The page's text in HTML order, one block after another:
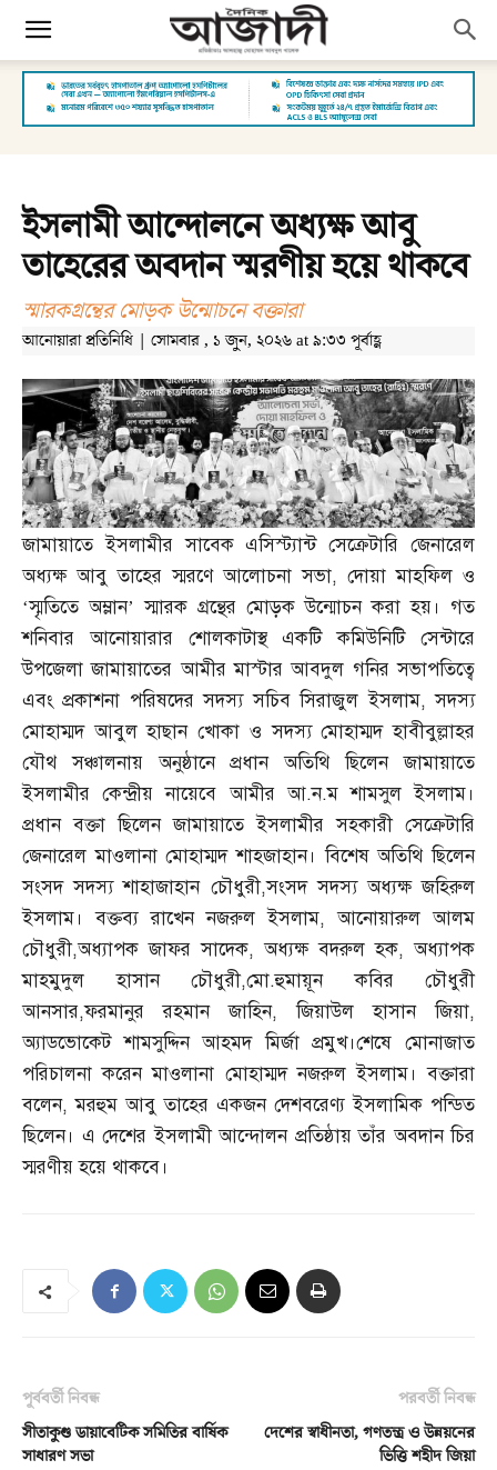
ইসলামী আন্দোলনে অধ্যক্ষ আবু
তাহেরের অবদান স্মরণীয় হয়ে থাকবে
স্মারকগ্রন্থের মোড়ক উন্মোচনে বক্তারা
আনোয়ারা প্রতিনিধি | সোমবার , ১ জুন, ২০২৬ at ৯:৩৩ পূর্বাহ্ণ
জামায়াতে ইসলামীর সাবেক এসিস্ট্যান্ট সেক্রেটারি জেনারেল
অধ্যক্ষ আবু তাহের স্মরণে আলোচনা সভা, দোয়া মাহফিল ও
‘স্মৃতিতে অম্লান’ স্মারক গ্রন্থের মোড়ক উন্মোচন করা হয়। গত
শনিবার আনোয়ারার শোলকাটাস্থ একটি কমিউনিটি সেন্টারে
উপজেলা জামায়াতের আমীর মাস্টার আবদুল গনির সভাপতিত্বে
এবং প্রকাশনা পরিষদের সদস্য সচিব সিরাজুল ইসলাম,সদস্য
মোহাম্মদ আবুল হাছান খোকা ও সদস্য মোহাম্মদ হাবীবুল্লাহর
যৌথ সঞ্চালনায় অনুষ্ঠানে প্রধান অতিথি ছিলেন জামায়াতে
ইসলামীর কেন্দ্রীয় নায়েবে আমীর আ.ন.ম শামসুল ইসলাম।
প্রধান বক্তা ছিলেন জামায়াতে ইসলামীর সহকারী সেক্রেটারি
জেনারেল মাওলানা মোহাম্মদ শাহজাহান। বিশেষ অতিথি ছিলেন
সংসদ সদস্য শাহাজাহান চৌধুরী,সংসদ সদস্য অধ্যক্ষ জহিরুল
ইসলাম। বক্তব্য রাখেন নজরুল ইসলাম,আনোয়ারুল আলম
চৌধুরী,অধ্যাপক জাফর সাদেক,অধ্যক্ষ বদরুল হক,অধ্যাপক
মাহমুদুল হাসান চৌধুরী,মো.হুমায়ূন কবির চৌধুরী
আনসার,ফরমানুর রহমান জাহিন,জিয়াউল হাসান জিয়া,
অ্যাডভোকেট শামসুদ্দিন আহমদ মির্জা প্রমুখ।শেষে মোনাজাত
পরিচালনা করেন মাওলানা মোহাম্মদ নজরুল ইসলাম। বক্তারা
বলেন,মরহুম আবু তাহের একজন দেশবরেণ্য ইসলামিক পন্ডিত
ছিলেন। এ দেশের ইসলামী আন্দোলন প্রতিষ্ঠায় তাঁর অবদান চির
স্মরণীয় হয়ে থাকবে।
পূর্ববর্তী নিবন্ধ
সীতাকুণ্ড ডায়াবেটিক সমিতির বার্ষিক
সাধারণ সভা
পরবর্তী নিবন্ধ
দেশের স্বাধীনতা, গণতন্ত্র ও উন্নয়নের
ভিত্তি শহীদ জিয়া